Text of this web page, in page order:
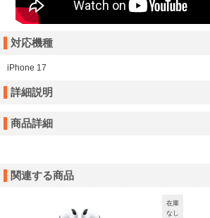
対応機種
iPhone 17
詳細説明
商品詳細
関連する商品
在庫
なし